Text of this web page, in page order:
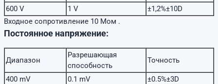
600 V
1 V
±1,2%±10D
Входное сопротивление 10 Moм .
Постоянное напряжение:
Диапазон
Разрешающая
способность
Точность
400 mV 0.1 mV
±0.5%±3D